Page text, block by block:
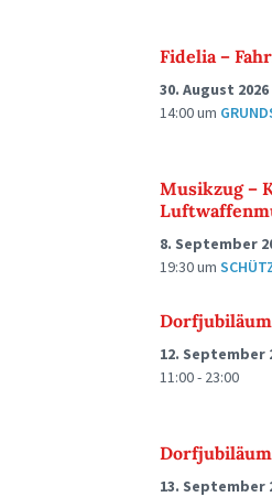
Fidelia –
30. August 2026
14:00um
Musikzug –
8. September
19:30um
12. September
11:00 - 23:00
13. September